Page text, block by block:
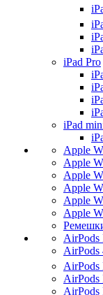
iPad Pro
iPad
Apple
Apple
Apple
Apple
Apple
Apple
AirPods
AirPods
AirPods
AirPods
AirPods